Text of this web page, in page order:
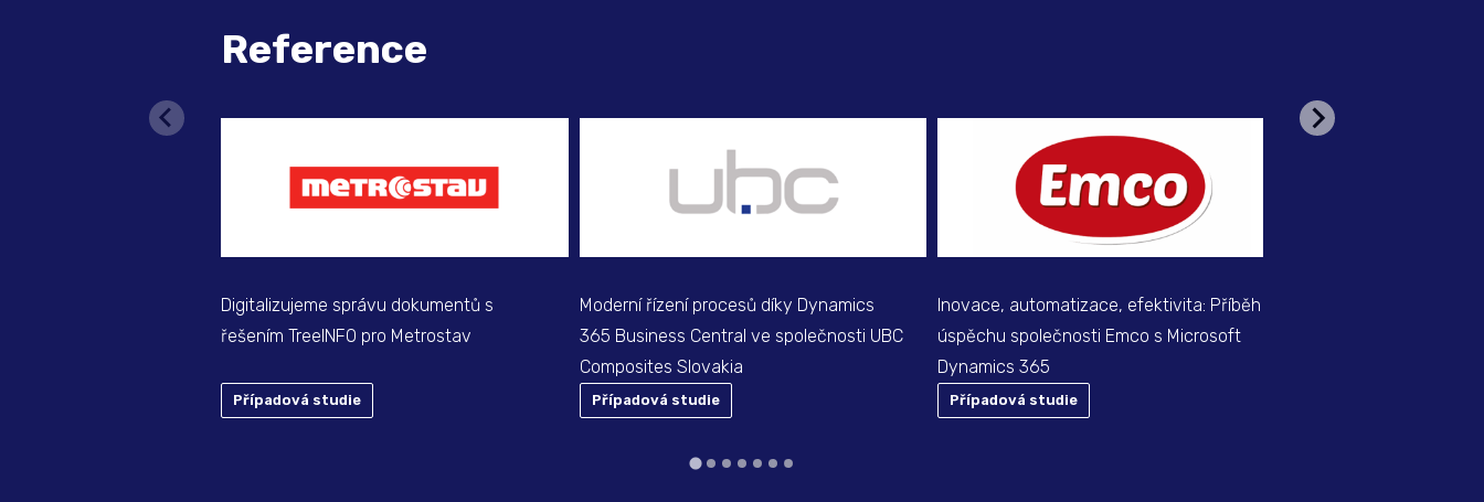
Reference
Digitalizujeme správu dokumentů s
řešením TreeINFO pro Metrostav
Případová studie
Moderní řízení procesů díky Dynamics
365 Business Central ve společnosti UBC
Composites Slovakia
Případová studie
Inovace, automatizace, efektivita: Příběh
úspěchu společnosti Emco s Microsoft
Dynamics 365
Případová studie